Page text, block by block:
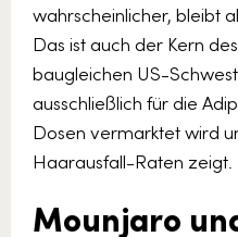
wahrscheinlicher, bleibt
Das ist auch der Kern
baugleichen US-
ausschließlich für die
Dosen vermarktet wird
Haarausfall-Raten zeigt.
Mounjaro